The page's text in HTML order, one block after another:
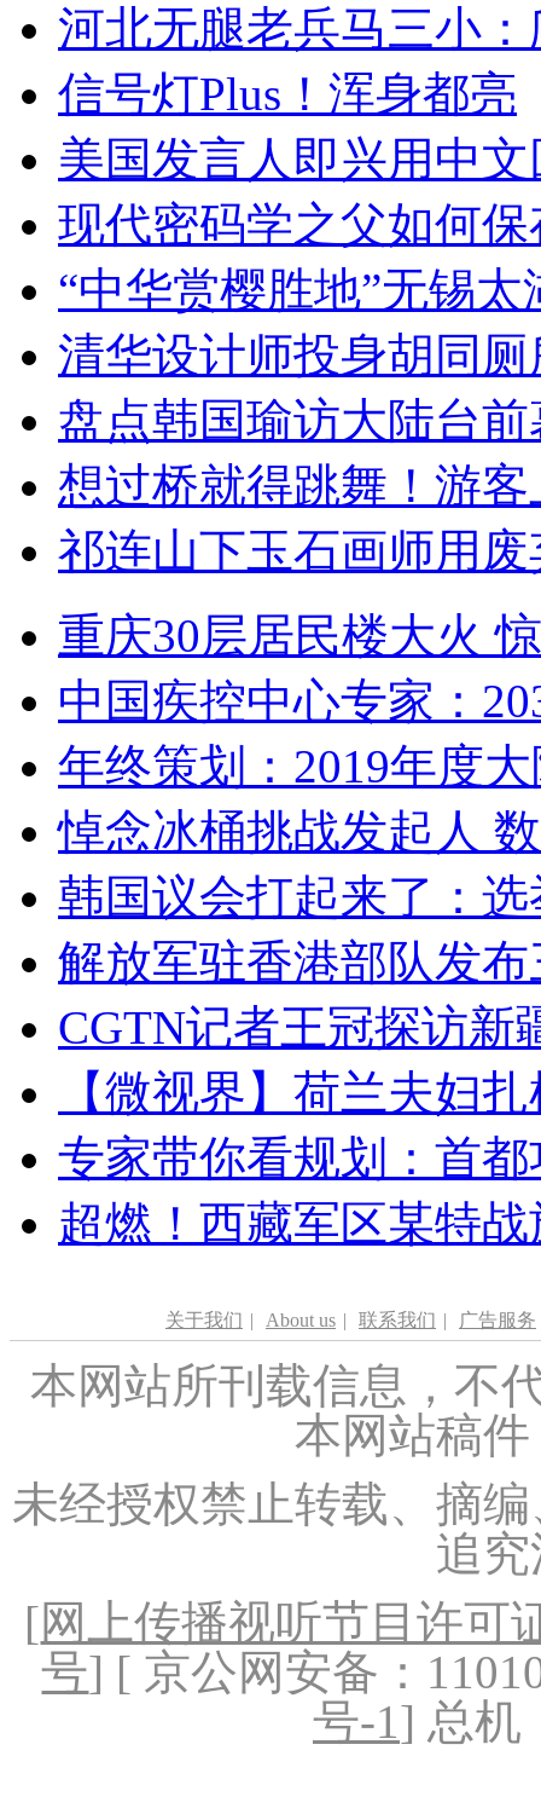
河北无腿老兵马三小
信号灯Plus！浑身都亮
美国发言人即兴用中
现代密码学之父如何
“中华赏樱胜地”无锡
清华设计师投身胡同
盘点韩国瑜访大陆台
想过桥就得跳舞！游客
祁连山下玉石画师用
重庆30层居民楼大火
中国疾控中心专家：
年终策划：2019年度
悼念冰桶挑战发起人
韩国议会打起来了：
解放军驻香港部队发
CGTN记者王冠探访新
【微视界】荷兰夫妇
专家带你看规划：首
超燃！西藏军区某特
关于我们 | About us | 联系我们 | 广告服务
本网站所刊载信息，不
本网站稿
未经授权禁止转载、摘
追
[网上传播视听节目许可
号] [ 京公网安备：
号-1] 总机